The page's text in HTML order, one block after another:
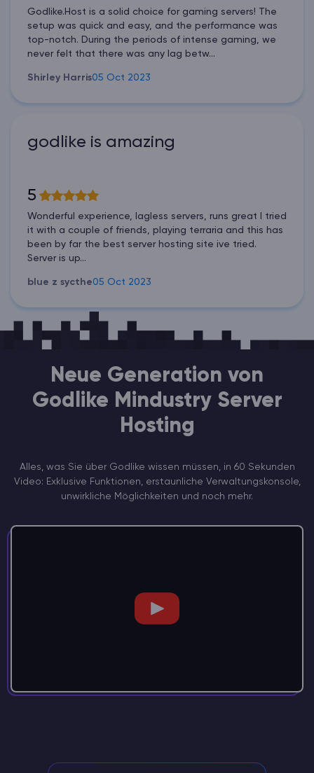
Godlike.Host is a solid choice for gaming servers! The
setup was quick and easy, and the performance was
top-notch. During the periods of intense gaming, we
never felt that there was any lag betw...
Shirley Harris05 Oct 2023
godlike is amazing
5
Wonderful experience, lagless servers, runs great I tried
it with a couple of friends, playing terraria and this has
been by far the best server hosting site ive tried.
Server is up...
blue z sycthe05 Oct 2023
Neue Generation von
Godlike Mindustry Server
Hosting
Alles, was Sie über Godlike wissen müssen, in 60 Sekunden
Video: Exklusive Funktionen, erstaunliche Verwaltungskonsole,
unwirkliche Möglichkeiten und noch mehr.